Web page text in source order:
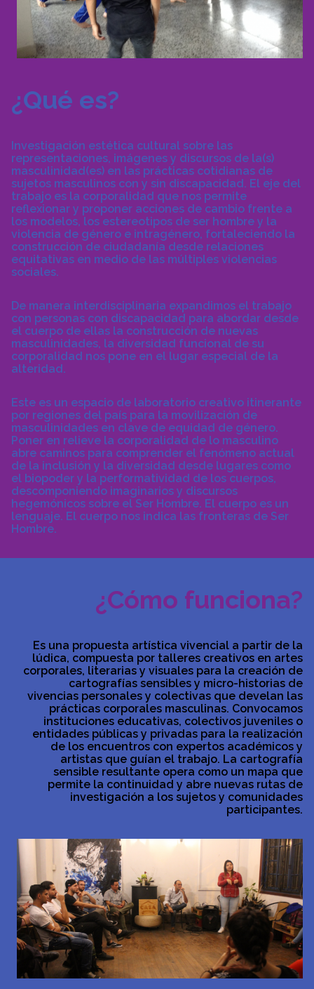
¿Qué es?
Investigación estética cultural sobre las
representaciones, imágenes y discursos de la(s)
masculinidad(es) en las prácticas cotidianas de
sujetos masculinos con y sin discapacidad. El eje del
trabajo es la corporalidad que nos permite
reflexionar y proponer acciones de cambio frente a
los modelos, los estereotipos de ser hombre y la
violencia de género e intragénero, fortaleciendo la
construcción de ciudadanía desde relaciones
equitativas en medio de las múltiples violencias
sociales.
De manera interdisciplinaria expandimos el trabajo
con personas con discapacidad para abordar desde
el cuerpo de ellas la construcción de nuevas
masculinidades, la diversidad funcional de su
corporalidad nos pone en el lugar especial de la
alteridad.
Este es un espacio de laboratorio creativo itinerante
por regiones del país para la movilización de
masculinidades en clave de equidad de género.
Poner en relieve la corporalidad de lo masculino
abre caminos para comprender el fenómeno actual
de la inclusión y la diversidad desde lugares como
el biopoder y la performatividad de los cuerpos,
descomponiendo imaginarios y discursos
hegemónicos sobre el Ser Hombre. El cuerpo es un
lenguaje. El cuerpo nos indica las fronteras de Ser
Hombre.
¿Cómo funciona?
Es una propuesta artística vivencial a partir de la
lúdica, compuesta por talleres creativos en artes
corporales, literarias y visuales para la creación de
cartografías sensibles y micro-historias de
vivencias personales y colectivas que develan las
prácticas corporales masculinas. Convocamos
instituciones educativas, colectivos juveniles o
entidades públicas y privadas para la realización
de los encuentros con expertos académicos y
artistas que guían el trabajo. La cartografía
sensible resultante opera como un mapa que
permite la continuidad y abre nuevas rutas de
investigación a los sujetos y comunidades
participantes.